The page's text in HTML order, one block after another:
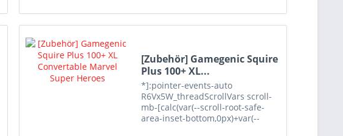
[Zubehör] Gamegenic Squire
Plus 100+ XL...
*]:pointer-events-auto
R6Vx5W_threadScrollVars scroll-
mb-[calc(var(--scroll-root-safe-
area-inset-bottom,0px)+var(--